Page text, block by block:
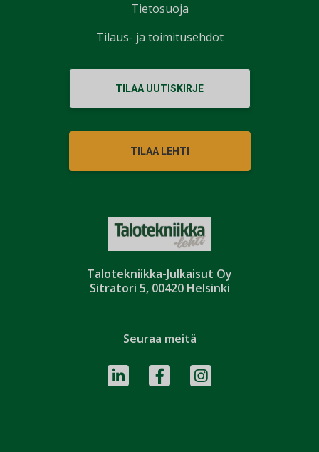
Talotekniikka-Julkaisut Oy
Sitratori 5, 00420 Helsinki
TILAA UUTISKIRJE
TILAA LEHTI
Seuraa meitä
Tietosuoja
Tilaus- ja toimitusehdot